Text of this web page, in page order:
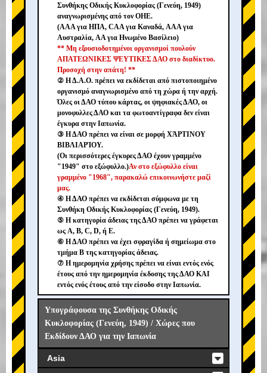
Συνθήκης Οδικής Κυκλοφορίας (Γενεύη, 1949)
αναγνωρισμένης από τον ΟΗΕ.
(AAA για ΗΠΑ, CAA για Καναδά, AAA για
Αυστραλία, AA για Ηνωμένο Βασίλειο)
** Μη εξουσιοδοτημένοι οργανισμοί πουλούν
ΑΠΑΤΕΩΝΙΚΕΣ ΨΕΥΤΙΚΕΣ ΔΑΟ στο διαδίκτυο.
Προσοχή στην απάτη! **
② Η Δ.Α.Ο. πρέπει να εκδίδεται από πιστοποιημένο
οργανισμό αναγνωρισμένο από τη χώρα ή την αρχή.
Όλες οι ΔΑΟ τύπου κάρτας, οι ψηφιακές ΔΑΟ, οι
μονοφυλλες ΔΑΟ και τα φωτοαντίγραφα δεν είναι
έγκυρα στην Ιαπωνία.
③ Η ΔΑΟ πρέπει να είναι σε μορφή ΧΆΡΤΙΝΟΥ
ΒΙΒΛΙΑΡΊΟΥ.
(Οι περισσότερες έγκυρες ΔΑΟ έχουν γραμμένο
"1949" στο εξώφυλλο.)Αν στο εξώφυλλο είναι
γραμμένο "1968", παρακαλώ επικοινωνήστε μαζί
μας.
④ Η ΔΑΟ πρέπει να εκδίδεται σύμφωνα με τη
Συνθήκη Οδικής Κυκλοφορίας (Γενεύη, 1949).
⑤ Η κατηγορία άδειας της ΔΑΟ πρέπει να γράφεται
ως A, B, C, D, ή E.
⑥ Η ΔΑΟ πρέπει να έχει σφραγίδα ή σημείωμα στο
τμήμα B της κατηγορίας άδειας.
⑦ Η ημερομηνία χρήσης πρέπει να είναι εντός ενός
έτους από την ημερομηνία έκδοσης της ΔΑΟ ΚΑΙ
εντός ενός έτους από την είσοδο στην Ιαπωνία.
Υπογράφουσα της Συνθήκης Οδικής
Κυκλοφορίας (Γενεύη, 1949) / Χώρες που
Εκδίδουν ΔΑΟ για την Ιαπωνία
Asia